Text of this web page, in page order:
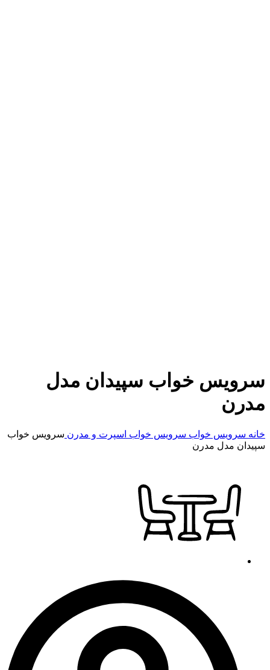
سرویس خواب سپیدان مدل
مدرن
خانه سرویس خواب سرویس خواب اسپرت و مدرن سرویس خواب
سپیدان مدل مدرن